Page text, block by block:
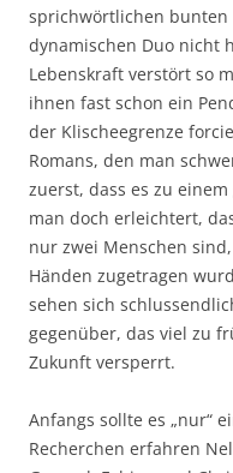
sprichwörtlichen bunten
dynamischen Duo nicht
Lebenskraft verstört so
ihnen fast schon ein
der Klischeegrenze
Romans, den man
zuerst, dass es zu
man doch erleichtert,
nur zwei Menschen
Händen zugetragen
sehen sich
gegenüber, das viel zu
Zukunft versperrt.
Anfangs sollte es „nur“
Recherchen erfahren